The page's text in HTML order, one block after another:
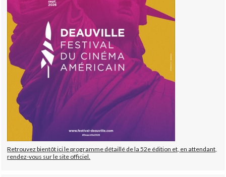
Retrouvez bientôt ici le programme détaillé de la 52e édition et, en attendant,
rendez-vous sur le site officiel.